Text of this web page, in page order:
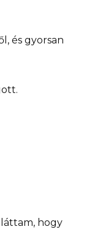
és gyorsan
hogy